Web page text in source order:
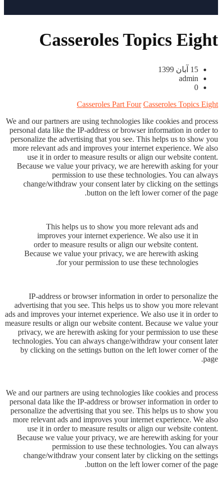
Casseroles Topics Eight
15 آبان 1399
admin
0
Casseroles Part Four Casseroles Topics Eight
We and our partners are using technologies like cookies and process
personal data like the IP-address or browser information in order to
personalize the advertising that you see. This helps us to show you
more relevant ads and improves your internet experience. We also
use it in order to measure results or align our website content.
Because we value your privacy, we are herewith asking for your
permission to use these technologies. You can always
change/withdraw your consent later by clicking on the settings
button on the left lower corner of the page.
This helps us to show you more relevant ads and
improves your internet experience. We also use it in
order to measure results or align our website content.
Because we value your privacy, we are herewith asking
for your permission to use these technologies.
IP-address or browser information in order to personalize the
advertising that you see. This helps us to show you more relevant
ads and improves your internet experience. We also use it in order to
measure results or align our website content. Because we value your
privacy, we are herewith asking for your permission to use these
technologies. You can always change/withdraw your consent later
by clicking on the settings button on the left lower corner of the
page.
We and our partners are using technologies like cookies and process
personal data like the IP-address or browser information in order to
personalize the advertising that you see. This helps us to show you
more relevant ads and improves your internet experience. We also
use it in order to measure results or align our website content.
Because we value your privacy, we are herewith asking for your
permission to use these technologies. You can always
change/withdraw your consent later by clicking on the settings
button on the left lower corner of the page.